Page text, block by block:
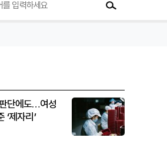
단에도…여성
‘제자리’